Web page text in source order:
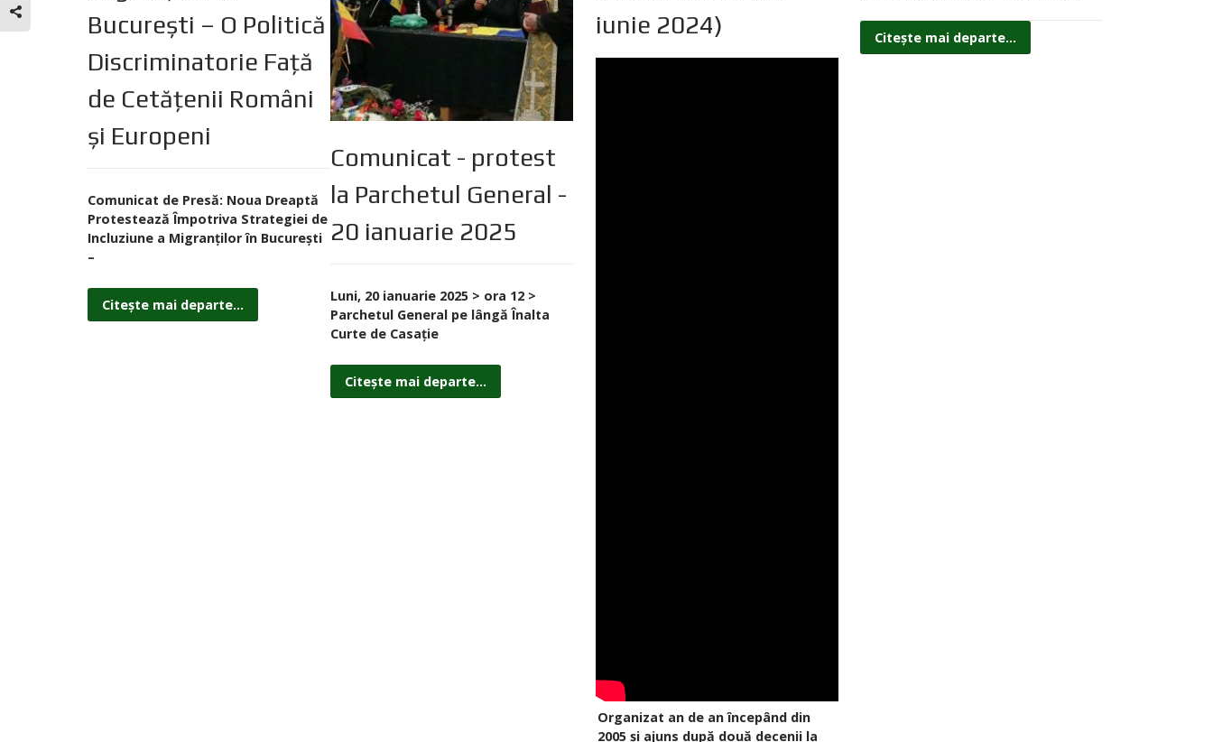
București – O Politică
Discriminatorie Față
de Cetățenii Români
și Europeni
Comunicat de Presă: Noua Dreaptă
Protestează Împotriva Strategiei de
Incluziune a Migranților în București
–
Citește mai departe...
Comunicat - protest
la Parchetul General -
20 ianuarie 2025
Luni, 20 ianuarie 2025 > ora 12 >
Parchetul General pe lângă Înalta
Curte de Casație
Citește mai departe...
iunie 2024)
Organizat an de an începând din
2005 și ajuns după două decenii la
Citește mai departe...